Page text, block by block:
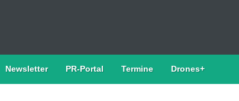
Newsletter PR-Portal Termine Drones+